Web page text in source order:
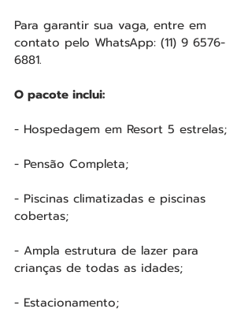
Para garantir sua vaga, entre em
contato pelo WhatsApp: (11) 9 6576-
6881.
O pacote inclui:
- Hospedagem em Resort 5 estrelas;
- Pensão Completa;
- Piscinas climatizadas e piscinas
cobertas;
- Ampla estrutura de lazer para
crianças de todas as idades;
- Estacionamento;